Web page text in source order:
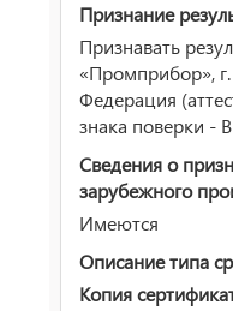
Признание
Признавать
«Промприбор»,
Федерация
знака поверки -
Сведения о
зарубежного
Имеются
Описание типа
Копия